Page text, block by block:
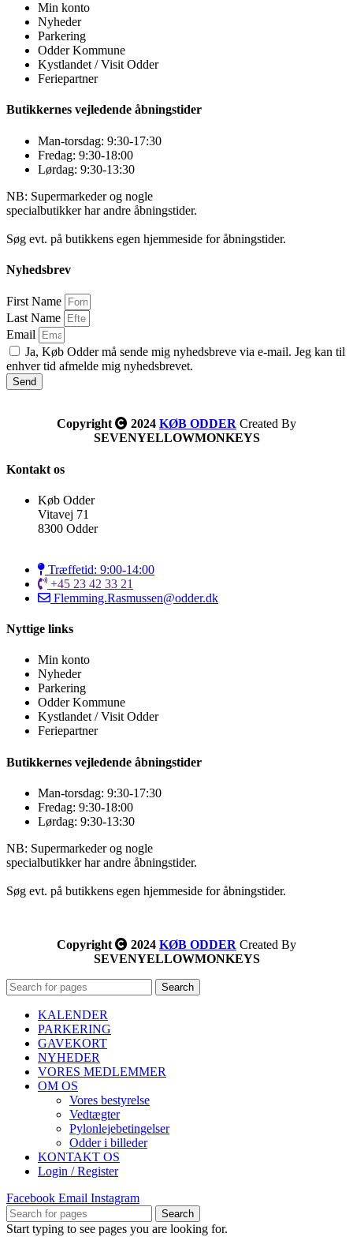
Min konto
Nyheder
Parkering
Odder Kommune
Kystlandet / Visit Odder
Feriepartner
Butikkernes vejledende åbningstider
Man-torsdag: 9:30-17:30
Fredag: 9:30-18:00
Lørdag: 9:30-13:30
NB: Supermarkeder og nogle
specialbutikker har andre åbningstider.
Søg evt. på butikkens egen hjemmeside for åbningstider.
Nyhedsbrev
First Name
Last Name
Email
Ja, Køb Odder må sende mig nyhedsbreve via e-mail. Jeg kan til
enhver tid afmelde mig nyhedsbrevet.
Send
Copyright 2024 KØB ODDER Created By
SEVENYELLOWMONKEYS
Kontakt os
Køb Odder
Vitavej 71
8300 Odder
Træffetid: 9:00-14:00
+45 23 42 33 21
Flemming.Rasmussen@odder.dk
Nyttige links
Min konto
Nyheder
Parkering
Odder Kommune
Kystlandet / Visit Odder
Feriepartner
Butikkernes vejledende åbningstider
Man-torsdag: 9:30-17:30
Fredag: 9:30-18:00
Lørdag: 9:30-13:30
NB: Supermarkeder og nogle
specialbutikker har andre åbningstider.
Søg evt. på butikkens egen hjemmeside for åbningstider.
Copyright 2024 KØB ODDER Created By
SEVENYELLOWMONKEYS
Search
KALENDER
PARKERING
GAVEKORT
NYHEDER
VORES MEDLEMMER
OM OS
Vores bestyrelse
Vedtægter
Pylonlejebetingelser
Odder i billeder
KONTAKT OS
Login / Register
Facebook Email Instagram
Search
Start typing to see pages you are looking for.